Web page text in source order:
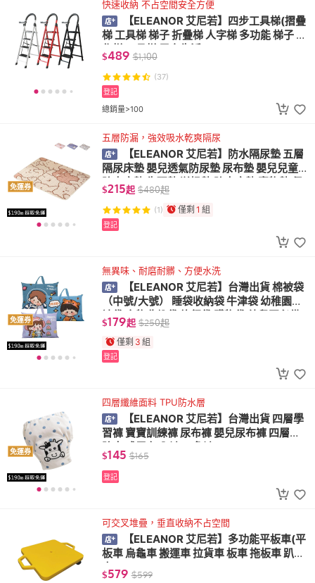
快速收納 不占空間安全方便
【ELEANOR 艾尼若】四步工具梯(摺疊
梯 工具梯 梯子 折疊梯 人字梯 多功能 梯子 工
作梯 工具梯 居家生活)
$489 $1,100
(37)
總銷量>100
登記
免運券
五層防漏，強效吸水乾爽隔尿
【ELEANOR 艾尼若】防水隔尿墊 五層
隔尿床墊 嬰兒透氣防尿墊 尿布墊 嬰兒兒童
防水床墊 生理墊 溢奶墊 防水床墊 寵物墊 保
潔墊
$215起 $480起
(1) 僅剩 1 組
登記
免運券
無異味、耐磨耐髒、方便水洗
【ELEANOR 艾尼若】台灣出貨 棉被袋
（中號/大號） 睡袋收納袋 牛津袋 幼稚園棉
被袋 衣物收納袋 旅行袋 購物袋 幼兒園必備
$179起 $250起
僅剩 3 組
登記
免運券
四層纖維面料 TPU防水層
【ELEANOR 艾尼若】台灣出貨 四層學
習褲 寶寶訓練褲 尿布褲 嬰兒尿布褲 四層紗
防水 戒尿布 內褲 三角褲
$145 $165
登記
可交叉堆疊，垂直收納不占空間
【ELEANOR 艾尼若】多功能平板車(平
板車 烏龜車 搬運車 拉貨車 板車 拖板車 趴地
車)
$579 $599